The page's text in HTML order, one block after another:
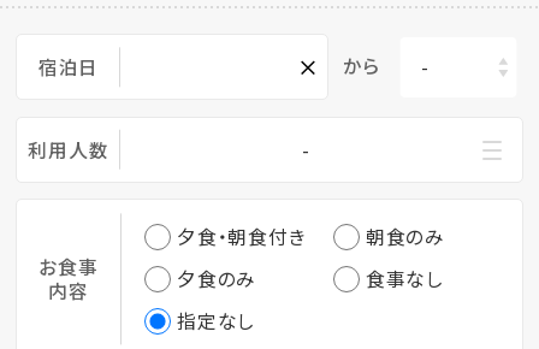
宿泊日 × から
利用人数 -
お食事
内容
夕食・朝食付き
朝食のみ
夕食のみ
食事なし
指定なし